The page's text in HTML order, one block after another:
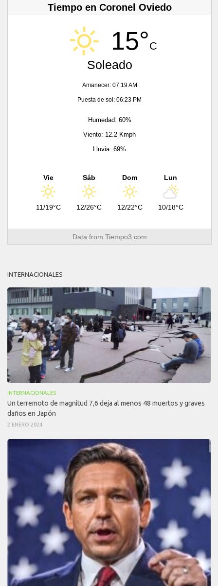
Tiempo en Coronel Oviedo
15°C
Soleado
Amanecer: 07:19 AM
Puesta de sol: 06:23 PM
Humedad: 60%
Viento: 12.2 Kmph
Lluvia: 69%
Vie
11/19°C
Sáb
12/26°C
Dom
12/22°C
Lun
10/18°C
Data from Tiempo3.com
INTERNACIONALES
INTERNACIONALES
Un terremoto de magnitud 7,6 deja al menos 48 muertos y graves
daños en Japón
2 ENERO 2024